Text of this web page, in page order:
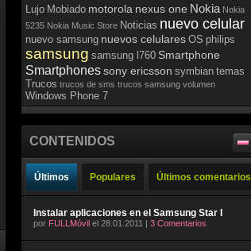
Lujo Mobiado motorola nexus one Nokia Nokia
5235 Nokia Music Store Noticias nuevo celular
nuevo samsung nuevos celulares OS philips
samsung samsung l760 Smartphone
Smartphonessony ericsson symbian temas
Trucos trucos de sms trucos samsung volumen
Windows Phone 7
CONTENIDOS
Últimos Populares Últimos comentarios
Instalar aplicaciones en el Samsung Star I
por FULLMóvil el 28.01.2011 | 3 Comentarios